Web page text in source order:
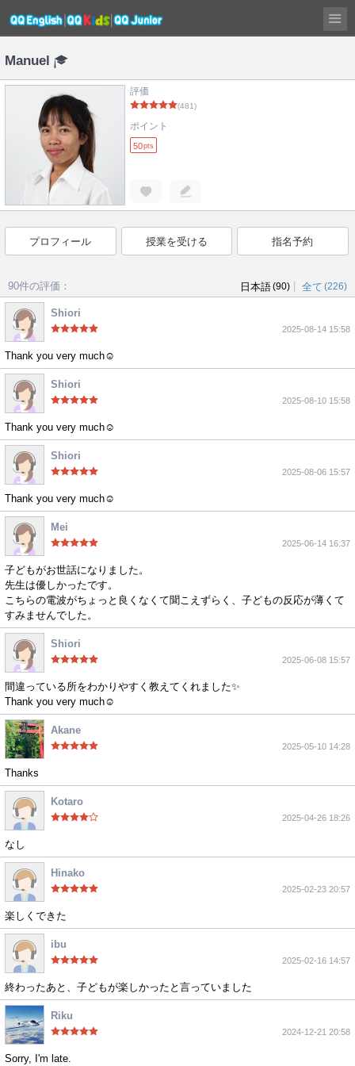
Manuel
評価
(481)
ポイント
50pts
プロフィール 授業を受ける 指名予約
90件の評価： 日本語(90) 全て (226)
Shiori
2025-08-14 15:58
Thank you very much☺️
Shiori
2025-08-10 15:58
Thank you very much☺️
Shiori
2025-08-06 15:57
Thank you very much☺️
Mei
2025-06-14 16:37
子どもがお世話になりました。
先生は優しかったです。
こちらの電波がちょっと良くなくて聞こえずらく、子どもの反応が薄くて
すみませんでした。
Shiori
2025-06-08 15:57
間違っている所をわかりやすく教えてくれました✨
Thank you very much☺️
Akane
2025-05-10 14:28
Thanks
Kotaro
2025-04-26 18:26
なし
Hinako
2025-02-23 20:57
楽しくできた
ibu
2025-02-16 14:57
終わったあと、子どもが楽しかったと言っていました
Riku
2024-12-21 20:58
Sorry, I'm late.